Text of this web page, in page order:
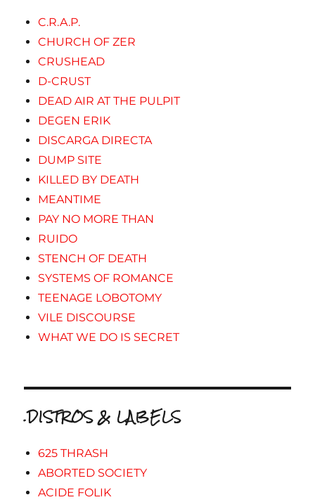
C.R.A.P.
CHURCH OF ZER
CRUSHEAD
D-CRUST
DEAD AIR AT THE PULPIT
DEGEN ERIK
DISCARGA DIRECTA
DUMP SITE
KILLED BY DEATH
MEANTIME
PAY NO MORE THAN
RUIDO
STENCH OF DEATH
SYSTEMS OF ROMANCE
TEENAGE LOBOTOMY
VILE DISCOURSE
WHAT WE DO IS SECRET
.DISTROS & LABELS
625 THRASH
ABORTED SOCIETY
ACIDE FOLIK